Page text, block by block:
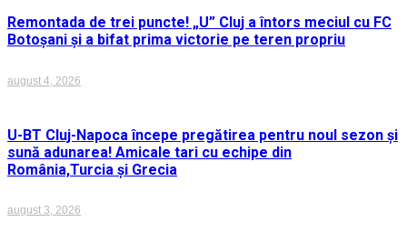
Remontada de trei puncte! „U” Cluj a întors meciul cu FC
Botoșani și a bifat prima victorie pe teren propriu
august 4, 2026
U-BT Cluj-Napoca începe pregătirea pentru noul sezon și
sună adunarea! Amicale tari cu echipe din
România,Turcia și Grecia
august 3, 2026